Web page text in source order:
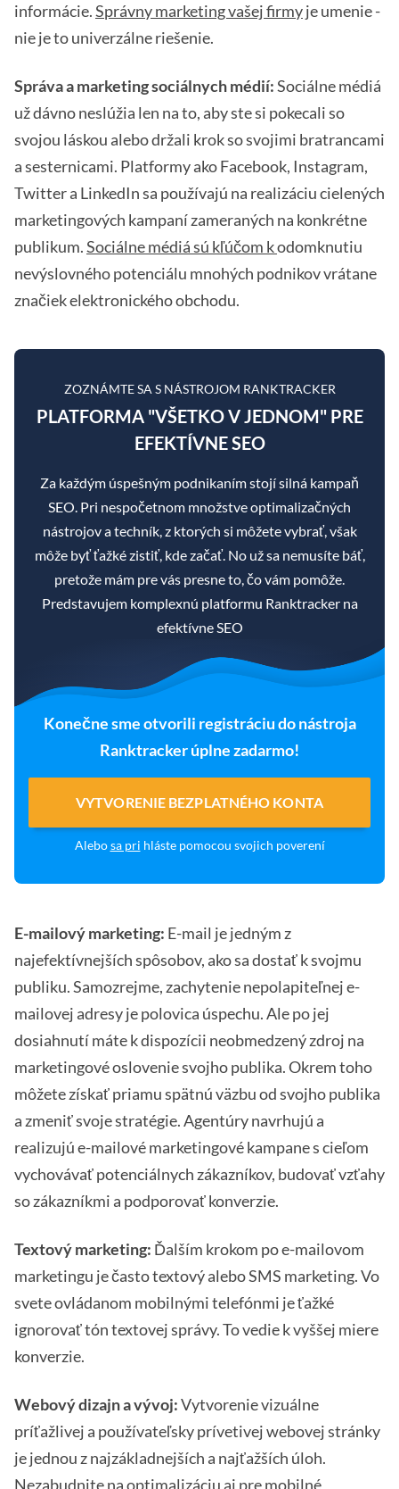
informácie.Správny marketing vašej firmyje umenie -
nie je to univerzálne riešenie.
Správa a marketing sociálnych médií:Sociálne médiá
už dávno neslúžia len na to, aby ste si pokecali so
svojou láskou alebo držali krok so svojimi bratrancami
a sesternicami. Platformy ako Facebook, Instagram,
Twitter a LinkedIn sa používajú na realizáciu cielených
marketingových kampaní zameraných na konkrétne
publikum.Sociálne médiá sú kľúčom kodomknutiu
nevýslovného potenciálu mnohých podnikov vrátane
značiek elektronického obchodu.
ZOZNÁMTE SA S NÁSTROJOM RANKTRACKER
PLATFORMA "VŠETKO V JEDNOM" PRE
EFEKTÍVNE SEO
Za každým úspešným podnikaním stojí silná kampaň
SEO. Pri nespočetnom množstve optimalizačných
nástrojov a techník, z ktorých si môžete vybrať, však
môže byť ťažké zistiť, kde začať. No už sa nemusíte báť,
pretože mám pre vás presne to, čo vám pomôže.
Predstavujem komplexnú platformu Ranktracker na
efektívne SEO
Konečne sme otvorili registráciu do nástroja
Ranktracker úplne zadarmo!
VYTVORENIE BEZPLATNÉHO KONTA
Alebosa pri hláste pomocou svojich poverení
E-mailový marketing: E-mail je jedným z
najefektívnejších spôsobov, ako sa dostať k svojmu
publiku. Samozrejme, zachytenie nepolapiteľnej e-
mailovej adresy je polovica úspechu. Ale po jej
dosiahnutí máte k dispozícii neobmedzený zdroj na
marketingové oslovenie svojho publika. Okrem toho
môžete získať priamu spätnú väzbu od svojho publika
a zmeniť svoje stratégie. Agentúry navrhujú a
realizujú e-mailové marketingové kampane s cieľom
vychovávať potenciálnych zákazníkov, budovať vzťahy
so zákazníkmi a podporovať konverzie.
Textový marketing: Ďalším krokom po e-mailovom
marketingu je často textový alebo SMS marketing. Vo
svete ovládanom mobilnými telefónmi je ťažké
ignorovať tón textovej správy. To vedie k vyššej miere
konverzie.
Webový dizajn a vývoj:Vytvorenie vizuálne
príťažlivej a používateľsky prívetivej webovej stránky
je jednou z najzákladnejších a najťažších úloh.
Nezabudnite na optimalizáciu aj pre mobilné